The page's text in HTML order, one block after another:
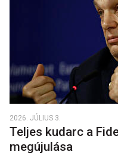
2026. JÚLIUS 3.
Teljes kudarc a
megújulása